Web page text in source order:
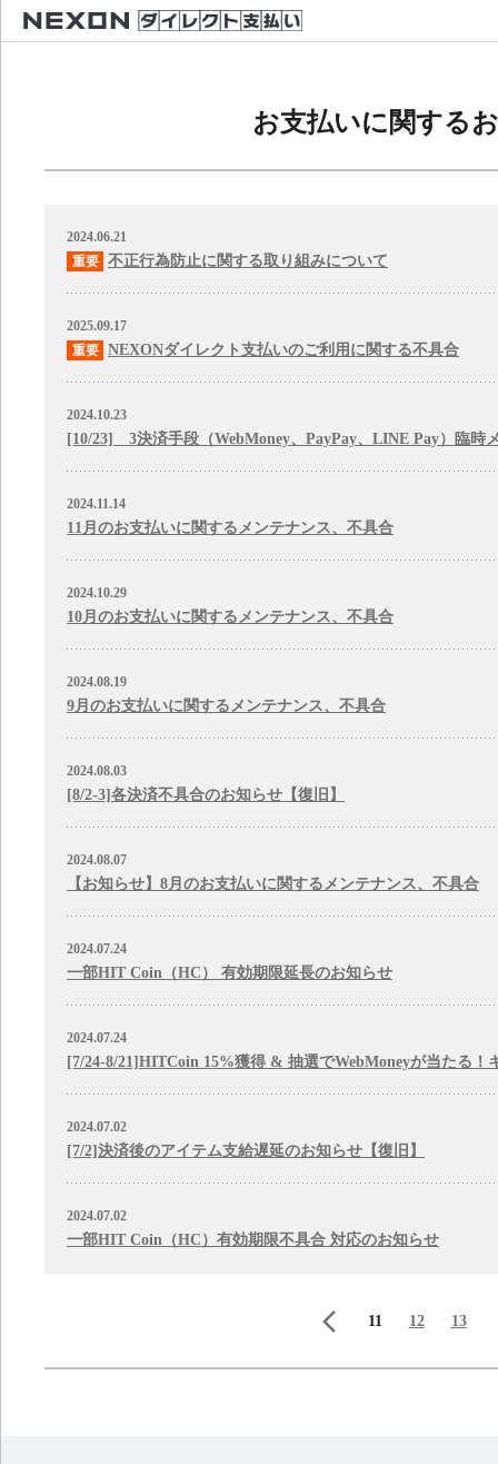
お支払いに関する
2024.06.21
不正行為防止に関する取り組みについて
2025.09.17
NEXONダイレクト支払いのご利用に関する不具合
2024.10.23
[10/23] 3決済手段（WebMoney、PayPay、LINE Pay）臨時
2024.11.14
11月のお支払いに関するメンテナンス、不具合
2024.10.29
10月のお支払いに関するメンテナンス、不具合
2024.08.19
9月のお支払いに関するメンテナンス、不具合
2024.08.03
[8/2-3]各決済不具合のお知らせ【復旧】
2024.08.07
【お知らせ】8月のお支払いに関するメンテナンス、不具合
2024.07.24
一部HIT Coin（HC） 有効期限延長のお知らせ
2024.07.24
[7/24-8/21]HITCoin 15%獲得 & 抽選でWebMoneyが当たる！
2024.07.02
[7/2]決済後のアイテム支給遅延のお知らせ【復旧】
2024.07.02
一部HIT Coin（HC）有効期限不具合 対応のお知らせ
前のページ
11 12 13
次のページ